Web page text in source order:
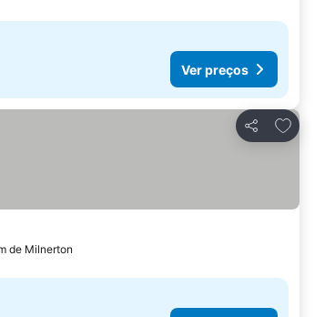
Ver preços
Partilhar
de Milnerton